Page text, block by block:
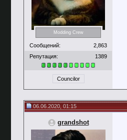
Modding Crew
Сообщений:
2,863
Репутация:
1389
Councilor
06.06.2020, 01:15
grandshot